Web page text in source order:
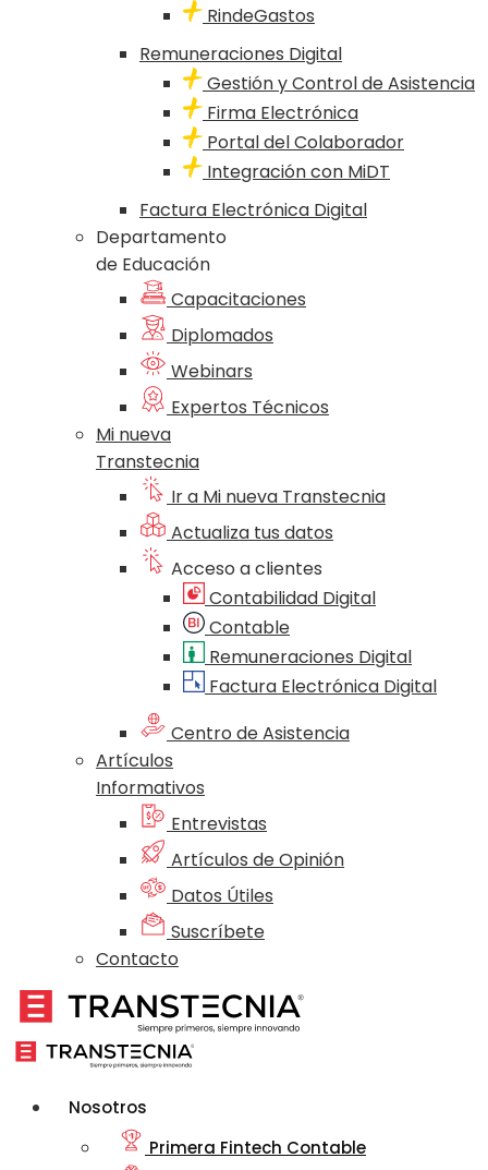
RindeGastos
Remuneraciones Digital
Gestión y Control de Asistencia
Firma Electrónica
Portal del Colaborador
Integración con MiDT
Factura Electrónica Digital
Departamento
de Educación
Capacitaciones
Diplomados
Webinars
Expertos Técnicos
Mi nueva
Transtecnia
Ir a Mi nueva Transtecnia
Actualiza tus datos
Acceso a clientes
Contabilidad Digital
Contable
Remuneraciones Digital
Factura Electrónica Digital
Centro de Asistencia
Artículos
Informativos
Entrevistas
Artículos de Opinión
Datos Útiles
Suscríbete
Contacto
Nosotros
Primera Fintech Contable